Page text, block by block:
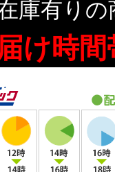
庫有り
け時